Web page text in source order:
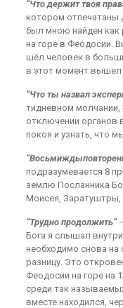
“Что держит твоя
котором отпечатаны
был мною найден как
на горе в Феодосии.
шёл человек в
в этот момент вышел
“Что ты назвал
тидневном молчании,
отключении органов
покоя и узнать, что
подразумевается 8
землю Посланника
Моисея, Заратуштры,
“Трудно продолжить”
Бога я слышал
необходимо снова на
разницу. Это
Феодосии на горе на
среди так
вместе находился,